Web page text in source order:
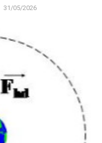
31/05/2026